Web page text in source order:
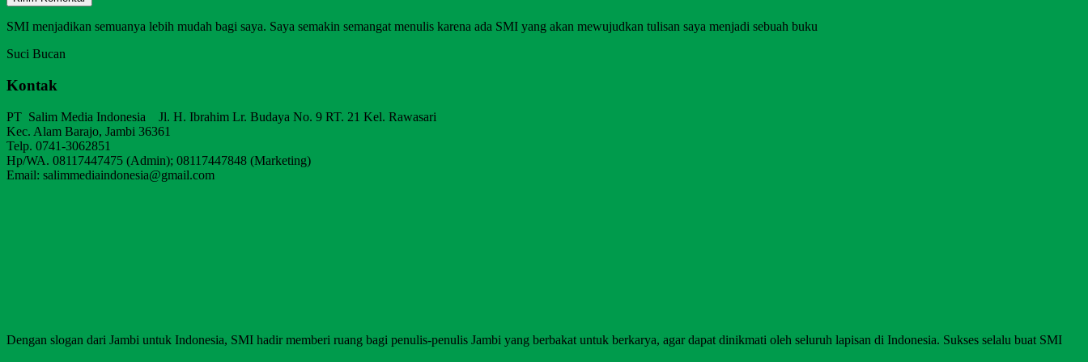
SMI menjadikan semuanya lebih mudah bagi saya. Saya semakin semangat menulis karena ada SMI yang akan mewujudkan tulisan saya menjadi sebuah buku
Suci Bucan
Kontak
PT Salim Media Indonesia Jl. H. Ibrahim Lr. Budaya No. 9 RT. 21 Kel. Rawasari
Kec. Alam Barajo, Jambi 36361
Telp. 0741-3062851
Hp/WA. 08117447475 (Admin); 08117447848 (Marketing)
Email: salimmediaindonesia@gmail.com
Dengan slogan dari Jambi untuk Indonesia, SMI hadir memberi ruang bagi penulis-penulis Jambi yang berbakat untuk berkarya, agar dapat dinikmati oleh seluruh lapisan di Indonesia. Sukses selalu buat SMI